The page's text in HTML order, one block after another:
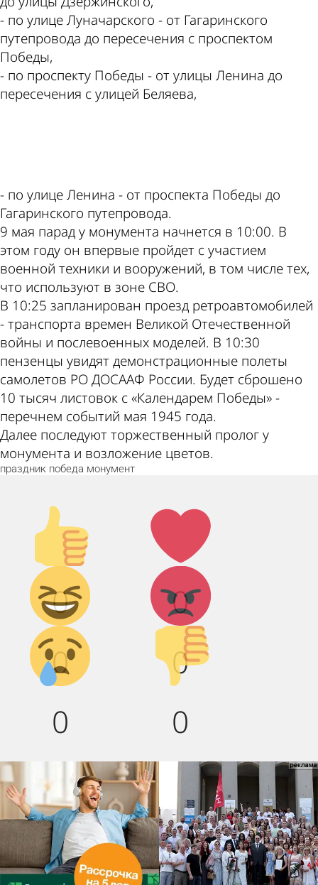
- по улице Луначарского - от Гагаринского
путепровода до пересечения с проспектом
Победы,
- по проспекту Победы - от улицы Ленина до
пересечения с улицей Беляева,
- по улице Ленина - от проспекта Победы до
Гагаринского путепровода.
9 мая парад у монумента начнется в 10:00. В
этом году он впервые пройдет с участием
военной техники и вооружений, в том числе тех,
что используют в зоне СВО.
В 10:25 запланирован проезд ретроавтомобилей
- транспорта времен Великой Отечественной
войны и послевоенных моделей. В 10:30
пензенцы увидят демонстрационные полеты
самолетов РО ДОСААФ России. Будет сброшено
10 тысяч листовок с «Календарем Победы» -
перечнем событий мая 1945 года.
Далее последуют торжественный пролог у
монумента и возложение цветов.
праздник победа монумент
Палец
вверх!
0
Лайк!
0
Дикий
смех!
0
Агрессия!
0
Грусть :(
0
Палец
вниз!
0